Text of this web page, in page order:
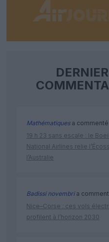
Mathématiquesa commenté
19 h 23 sans escale : le
National Airlines relie
l’Australie
Badissi novembria
Nice–Corse : ces vols
profilent à l’horizon 2030